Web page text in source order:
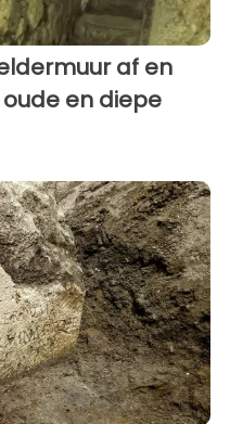
af en
en diepe